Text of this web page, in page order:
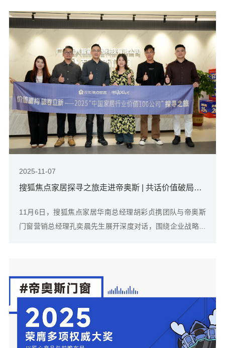
2025-11-07
搜狐焦点家居探寻之旅走进帝奥斯 | 共话价值破局之道与未来路径
11月6日，搜狐焦点家居华南总经理胡彩贞携团队与帝奥斯
门窗营销总经理孔奕晨先生展开深度对话，围绕企业战略规